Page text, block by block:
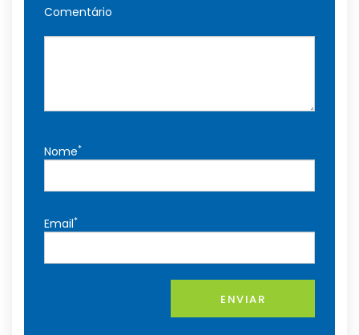
Comentário
Nome*
Email*
ENVIAR